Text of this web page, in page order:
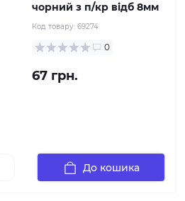
чорний з п/кр відб 8мм
Код товару: 69274
0
67 грн.
До кошика